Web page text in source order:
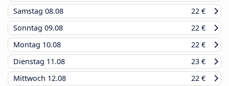
Samstag 08.08
22 €
Sonntag 09.08
22 €
Montag 10.08
22 €
Dienstag 11.08
23 €
Mittwoch 12.08
22 €